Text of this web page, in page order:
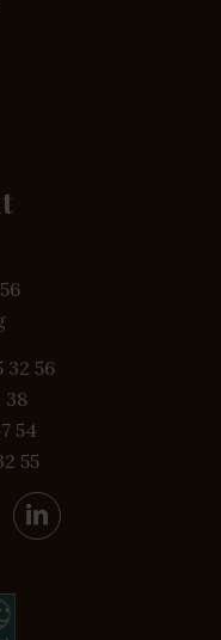
32 56
38
54
55